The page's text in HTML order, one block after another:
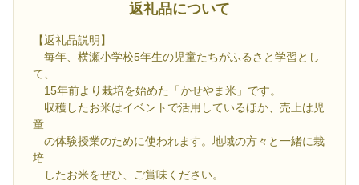
返礼品について
【返礼品説明】
毎年、横瀬小学校5年生の児童たちがふるさと学習とし
て、
15年前より栽培を始めた「かせやま米」です。
収穫したお米はイベントで活用しているほか、売上は児
童
の体験授業のために使われます。地域の方々と一緒に栽
培
したお米をぜひ、ご賞味ください。